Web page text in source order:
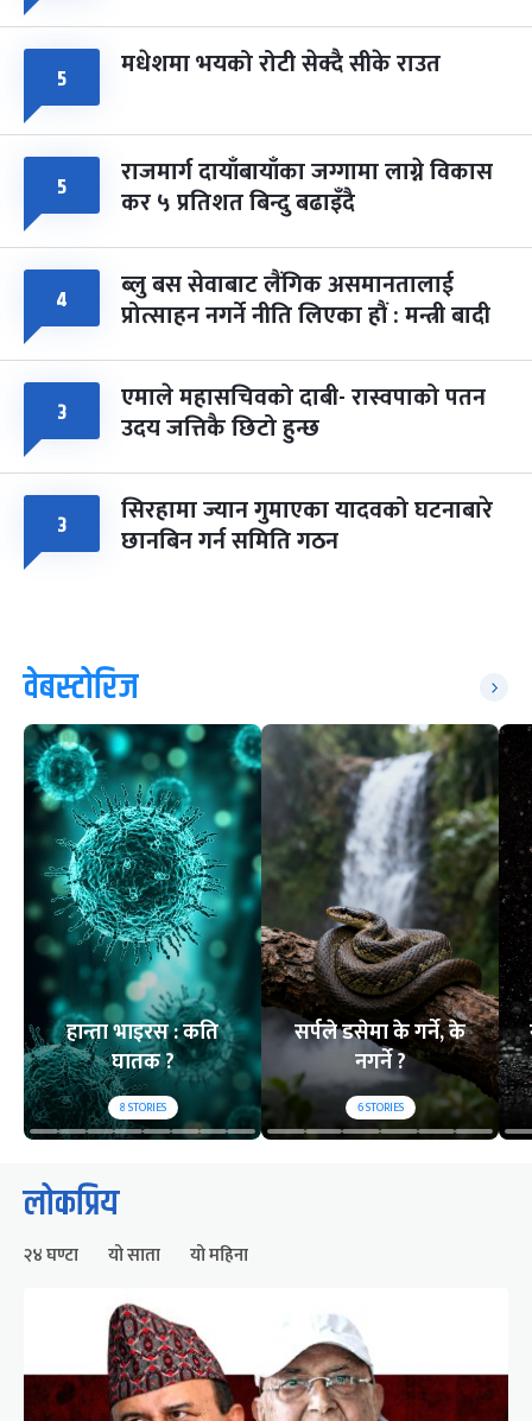
५ मधेशमा भयको रोटी सेक्दै सीके राउत
५ राजमार्ग दायाँबायाँका जग्गामा लाग्ने विकास
कर ५ प्रतिशत बिन्दु बढाइँदै
४ ब्लु बस सेवाबाट लैंगिक असमानतालाई
प्रोत्साहन नगर्ने नीति लिएका हौं : मन्त्री बादी
३ एमाले महासचिवको दाबी- रास्वपाको पतन
उदय जत्तिकै छिटो हुन्छ
३ सिरहामा ज्यान गुमाएका यादवको घटनाबारे
छानबिन गर्न समिति गठन
वेबस्टोरिज
हान्ता भाइरस : कति
घातक ?
8STORIES
सर्पले डसेमा के गर्ने, के
नगर्ने ?
6STORIES
लोकप्रिय
२४ घण्टा यो साता यो महिना